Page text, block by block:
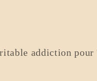
addiction pour